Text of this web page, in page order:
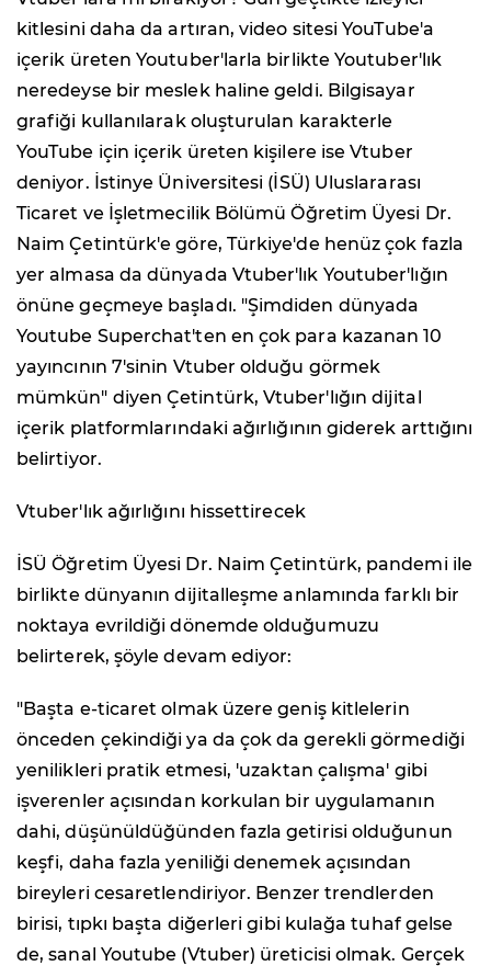
kitlesini daha da artıran, video sitesi YouTube'a
içerik üreten Youtuber'larla birlikte Youtuber'lık
neredeyse bir meslek haline geldi. Bilgisayar
grafiği kullanılarak oluşturulan karakterle
YouTube için içerik üreten kişilere ise Vtuber
deniyor. İstinye Üniversitesi (İSÜ) Uluslararası
Ticaret ve İşletmecilik Bölümü Öğretim Üyesi Dr.
Naim Çetintürk'e göre, Türkiye'de henüz çok fazla
yer almasa da dünyada Vtuber'lık Youtuber'lığın
önüne geçmeye başladı. "Şimdiden dünyada
Youtube Superchat'ten en çok para kazanan 10
yayıncının 7'sinin Vtuber olduğu görmek
mümkün" diyen Çetintürk, Vtuber'lığın dijital
içerik platformlarındaki ağırlığının giderek arttığını
belirtiyor.
Vtuber'lık ağırlığını hissettirecek
İSÜ Öğretim Üyesi Dr. Naim Çetintürk, pandemi ile
birlikte dünyanın dijitalleşme anlamında farklı bir
noktaya evrildiği dönemde olduğumuzu
belirterek, şöyle devam ediyor:
"Başta e-ticaret olmak üzere geniş kitlelerin
önceden çekindiği ya da çok da gerekli görmediği
yenilikleri pratik etmesi, 'uzaktan çalışma' gibi
işverenler açısından korkulan bir uygulamanın
dahi, düşünüldüğünden fazla getirisi olduğunun
keşfi, daha fazla yeniliği denemek açısından
bireyleri cesaretlendiriyor. Benzer trendlerden
birisi, tıpkı başta diğerleri gibi kulağa tuhaf gelse
de, sanal Youtube (Vtuber) üreticisi olmak. Gerçek